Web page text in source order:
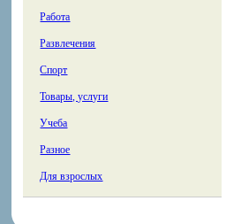
Работа
Развлечения
Спорт
Товары, услуги
Учеба
Разное
Для взрослых